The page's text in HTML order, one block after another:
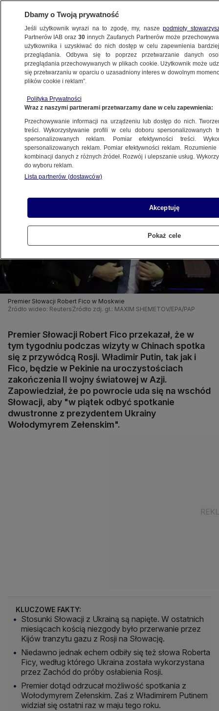
ŚWIAT
z Zełenskim. Ale wcześniej z Putinem
1.09.2025, 19:30
Posłuchaj artykułu
Czyta lektor AI
Premier Słowacji Robert Fico w Moskwie
Źródło wideo: Reuters Źródło zdj. gł.: MAXIM SHEMETOV/EPA/PAP
Premier Słowacji Robert Fico przekazał, że w
tym tygodniu podczas wizyty w Chinach spotka
się z przywódcą Rosji. Władimir Putin, tak jak i
Fico, będzie w Pekinie na uroczystościach
zakończenia II wojny światowej w Azji.
Zapowiedział, że po powrocie uda się na wschód
Słowacji, aby "w piątek odbyć spotkanie
dwustronne z prezydentem Ukrainy
Wołodymyrem Zełenskim".
KLUCZOWE FAKTY:
Stosunki Słowacji z Ukrainą są napięte. W ostatnich
miesiącach kością niezgody było przerwanie przez
Kijów tranzytu gazu z Rosji na Słowację.
Niedawno jednak echem odbiły się też słowa Roberta
Ficy, według którego Ukraina została wykorzystana
przez Zachód do próby osłabienia Rosji.
Premier dotąd odrzucał możliwość spotkania z
Wołodymyrem Zełenskim. Zaś z Władimirem Putinem
widział się ostatni raz w maju tego roku.
Dbamy o Twoją prywatność
Jeśli użytkownik wyrazi na to zgodę, my, naszepodmioty
Partnerów IAB oraz30 innych Zaufanych Partnerów może
użytkownika i uzyskiwać do nich dostęp w celu zapewnienia
przeglądania. Odbywa się to poprzez przetwarzanie danych
przeglądania przechowywanych w plikach cookie. Użytkownik może
się przetwarzaniu w oparciu o uzasadniony interes w dowolnym
plików cookie i reklam”.
Polityka Prywatności
Wraz z naszymi partnerami przetwarzamy dane w celu zapewnienia:
Przechowywanie informacji na urządzeniu lub dostęp do nich.
treści. Wykorzystywanie profili w celu doboru spersonalizowanych
spersonalizowanych reklam. Pomiar efektywności treści.
spersonalizowanych reklam. Pomiar efektywności reklam.
kombinacji danych z różnych źródeł. Rozwój i ulepszanie usług.
do wyboru reklam.
Lista partnerów (dostawców)
Akceptuję
Pokaż cele